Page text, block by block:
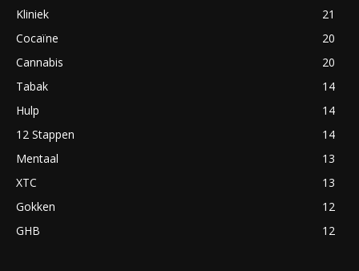
Kliniek
21
Cocaïne
20
Cannabis
20
Tabak
14
Hulp
14
12 Stappen
14
Mentaal
13
XTC
13
Gokken
12
GHB
12